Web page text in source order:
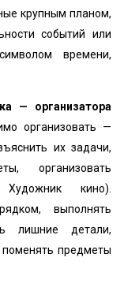
крупным планом,
событий или
времени,
— организатора
организовать —
их задачи,
организовать
кино).
выполнять
лишние детали,
предметы